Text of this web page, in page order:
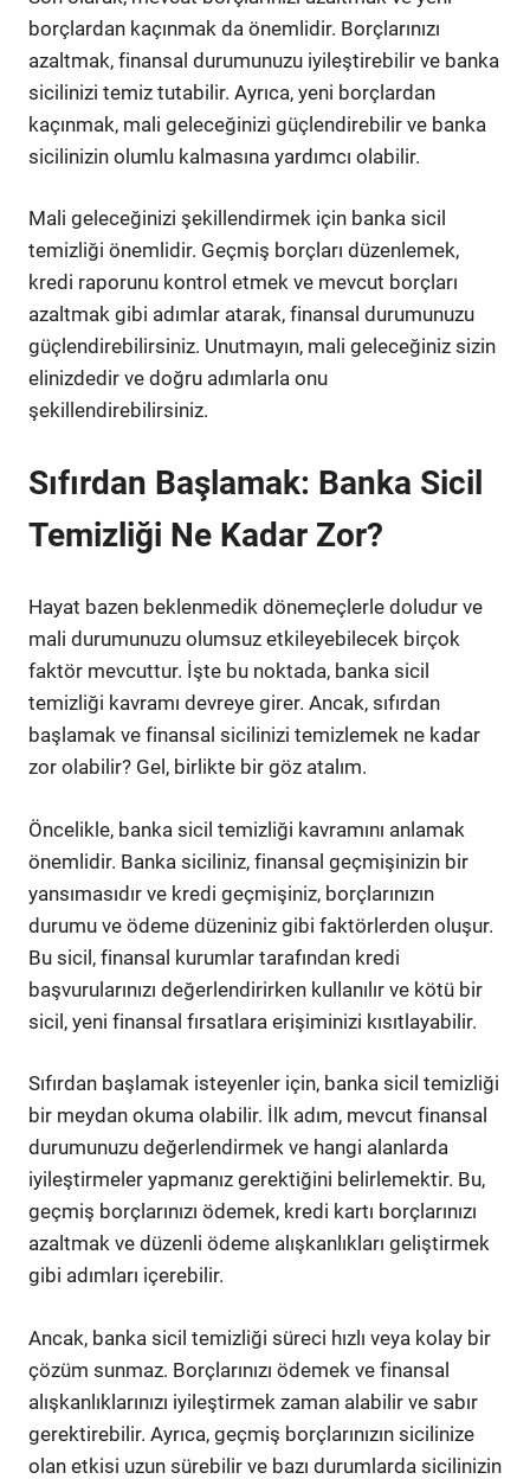
borçlardan kaçınmak da önemlidir. Borçlarınızı
azaltmak, finansal durumunuzu iyileştirebilir ve banka
sicilinizi temiz tutabilir. Ayrıca, yeni borçlardan
kaçınmak, mali geleceğinizi güçlendirebilir ve banka
sicilinizin olumlu kalmasına yardımcı olabilir.
Mali geleceğinizi şekillendirmek için banka sicil
temizliği önemlidir. Geçmiş borçları düzenlemek,
kredi raporunu kontrol etmek ve mevcut borçları
azaltmak gibi adımlar atarak, finansal durumunuzu
güçlendirebilirsiniz. Unutmayın, mali geleceğiniz sizin
elinizdedir ve doğru adımlarla onu
şekillendirebilirsiniz.
Sıfırdan Başlamak: Banka Sicil
Temizliği Ne Kadar Zor?
Hayat bazen beklenmedik dönemeçlerle doludur ve
mali durumunuzu olumsuz etkileyebilecek birçok
faktör mevcuttur. İşte bu noktada, banka sicil
temizliği kavramı devreye girer. Ancak, sıfırdan
başlamak ve finansal sicilinizi temizlemek ne kadar
zor olabilir? Gel, birlikte bir göz atalım.
Öncelikle, banka sicil temizliği kavramını anlamak
önemlidir. Banka siciliniz, finansal geçmişinizin bir
yansımasıdır ve kredi geçmişiniz, borçlarınızın
durumu ve ödeme düzeniniz gibi faktörlerden oluşur.
Bu sicil, finansal kurumlar tarafından kredi
başvurularınızı değerlendirirken kullanılır ve kötü bir
sicil, yeni finansal fırsatlara erişiminizi kısıtlayabilir.
Sıfırdan başlamak isteyenler için, banka sicil temizliği
bir meydan okuma olabilir. İlk adım, mevcut finansal
durumunuzu değerlendirmek ve hangi alanlarda
iyileştirmeler yapmanız gerektiğini belirlemektir. Bu,
geçmiş borçlarınızı ödemek, kredi kartı borçlarınızı
azaltmak ve düzenli ödeme alışkanlıkları geliştirmek
gibi adımları içerebilir.
Ancak, banka sicil temizliği süreci hızlı veya kolay bir
çözüm sunmaz. Borçlarınızı ödemek ve finansal
alışkanlıklarınızı iyileştirmek zaman alabilir ve sabır
gerektirebilir. Ayrıca, geçmiş borçlarınızın sicilinize
olan etkisi uzun sürebilir ve bazı durumlarda sicilinizin